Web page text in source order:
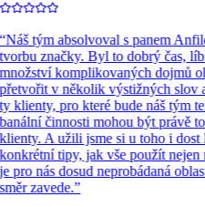
Náš tým absolvoval s panem
značky. Byl to dobrý čas,
komplikovaných dojmů
v několik výstižných slov
klienty, pro které bude náš tým
činnosti mohou být právě
A užili jsme si u toho i dost
tipy, jak vše použít nejen
pro nás dosud neprobádaná
zavede.”